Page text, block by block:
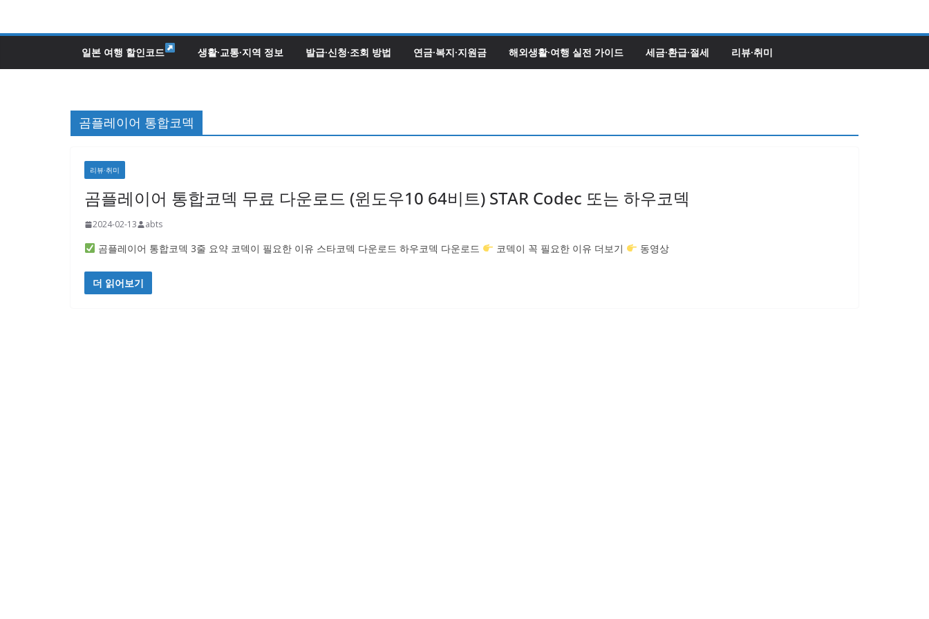
로
일본 여행 할인코드 생활·교통·지역 정보 발급·신청·조회 방법 연금·복지·지원금 해외생활·여행 실전 가이드 세금·환급·절세 리뷰·취미
곰플레이어 통합코덱
리뷰·취미
곰플레이어 통합코덱 무료 다운로드 (윈도우10 64비트) STAR Codec 또는 하우코덱
2024-02-13 abts
곰플레이어 통합코덱 3줄 요약 코덱이 필요한 이유 스타코덱 다운로드 하우코덱 다운로드 코덱이 꼭 필요한 이유 더보기 동영상
더 읽어보기